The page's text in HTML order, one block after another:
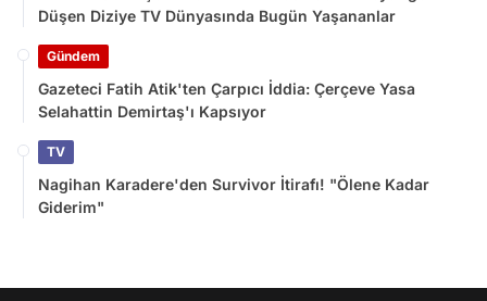
Düşen Diziye TV Dünyasında Bugün Yaşananlar
Gündem
Gazeteci Fatih Atik'ten Çarpıcı İddia: Çerçeve Yasa
Selahattin Demirtaş'ı Kapsıyor
TV
Nagihan Karadere'den Survivor İtirafı! "Ölene Kadar
Giderim"